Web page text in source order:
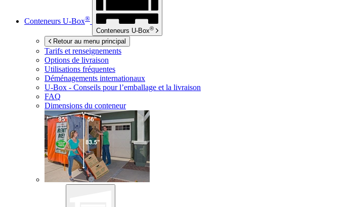
Conteneurs U-Box®
Conteneurs U-Box®
Retour au menu principal
Tarifs et renseignements
Options de livraison
Utilisations fréquentes
Déménagements internationaux
U-Box - Conseils pour l’emballage et la livraison
FAQ
Dimensions du conteneur